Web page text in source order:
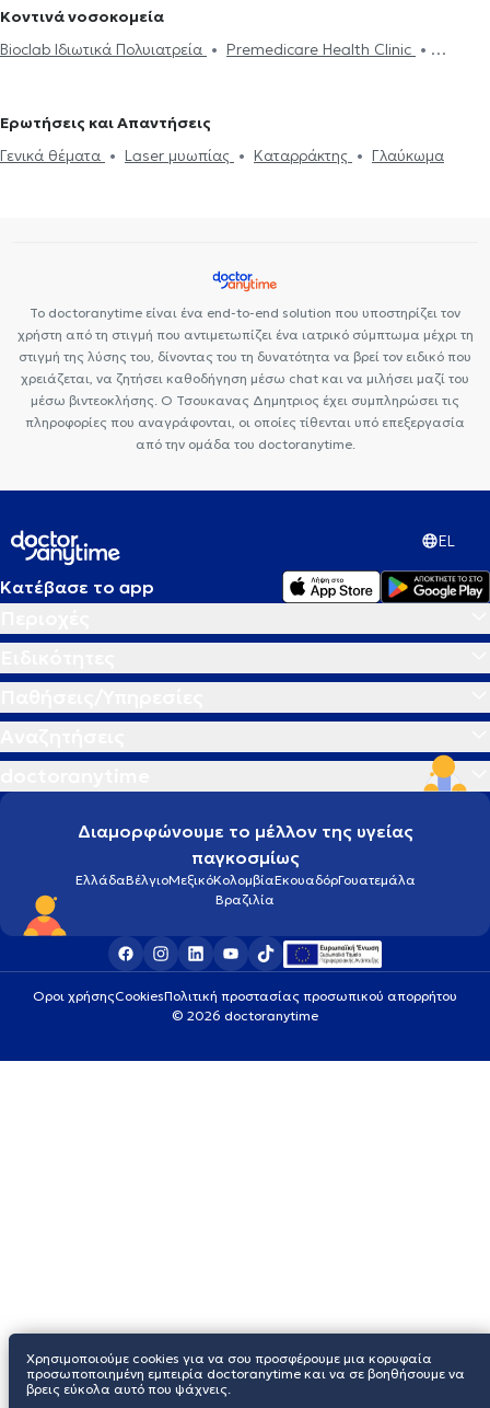
Πατήσια
Laser μυωπίας
Κοντινά νοσοκομεία
Bioclab Ιδιωτικά Πολυιατρεία
Premedicare Health Clinic
Ερωτήσεις και Απαντήσεις
Γενικά θέματα
Laser μυωπίας Καταρράκτης Γλαύκωμα
Το doctoranytime είναι ένα end-to-end solution που υποστηρίζει τον
χρήστη από τη στιγμή που αντιμετωπίζει ένα ιατρικό σύμπτωμα μέχρι τη
στιγμή της λύσης του, δίνοντας του τη δυνατότητα να βρεί τον ειδικό που
χρειάζεται, να ζητήσει καθοδήγηση μέσω chat και να μιλήσει μαζί του
μέσω βιντεοκλήσης. Ο Τσουκανας Δημητριος έχει συμπληρώσει τις
πληροφορίες που αναγράφονται, οι οποίες τίθενται υπό επεξεργασία
από την ομάδα του doctoranytime.
EL
Κατέβασε το app
Διαμορφώνουμε το μέλλον της υγείας
παγκοσμίως
ΕλλάδαΒέλγιοΜεξικόΚολομβίαΕκουαδόρΓουατεμάλα
Βραζιλία
Οροι χρήσηςCookiesΠολιτική προστασίας προσωπικού απορρήτου
© 2026 doctoranytime
Χρησιμοποιούμε cookies για να σου προσφέρουμε μια κορυφαία
προσωποποιημένη εμπειρία doctoranytime και να σε βοηθήσουμε να
βρεις εύκολα αυτό που ψάχνεις.